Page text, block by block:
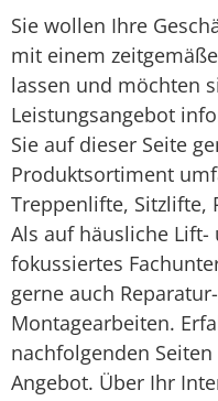
Sie wollen Ihre
mit einem
lassen und möchten
Leistungsangebot
Sie auf dieser Seite
Produktsortiment
Treppenlifte,
Als auf häusliche
fokussiertes
gerne auch
Montagearbeiten.
nachfolgenden
Angebot. Über Ihr